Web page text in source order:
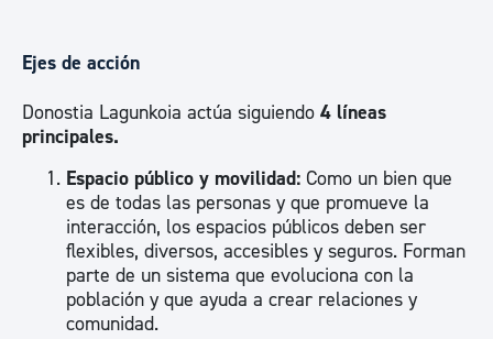
Ejes de acción
Donostia Lagunkoia actúa siguiendo 4 líneas
principales.
Espacio público y movilidad: Como un bien que
es de todas las personas y que promueve la
interacción, los espacios públicos deben ser
flexibles, diversos, accesibles y seguros. Forman
parte de un sistema que evoluciona con la
población y que ayuda a crear relaciones y
comunidad.